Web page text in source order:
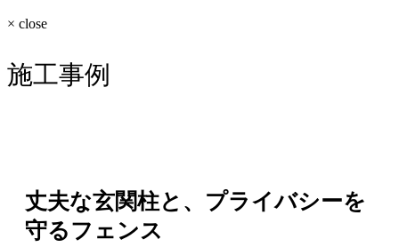
× close
施工事例
丈夫な玄関柱と、プライバシーを
守るフェンス